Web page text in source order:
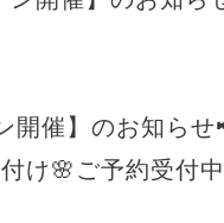
開催】のお知らせ